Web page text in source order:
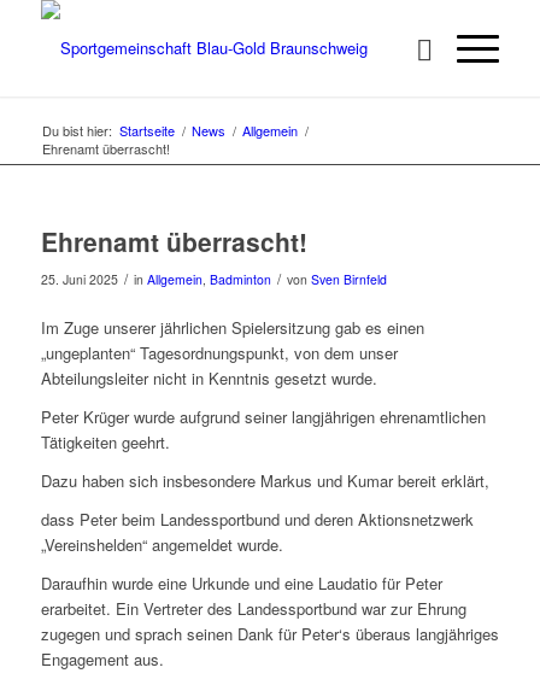
Du bist hier: Startseite / News / Allgemein /
Ehrenamt überrascht!
Ehrenamt überrascht!
25. Juni 2025 / in Allgemein, Badminton / von Sven Birnfeld
Im Zuge unserer jährlichen Spielersitzung gab es einen
„ungeplanten“ Tagesordnungspunkt, von dem unser
Abteilungsleiter nicht in Kenntnis gesetzt wurde.
Peter Krüger wurde aufgrund seiner langjährigen ehrenamtlichen
Tätigkeiten geehrt.
Dazu haben sich insbesondere Markus und Kumar bereit erklärt,
dass Peter beim Landessportbund und deren Aktionsnetzwerk
„Vereinshelden“ angemeldet wurde.
Daraufhin wurde eine Urkunde und eine Laudatio für Peter
erarbeitet. Ein Vertreter des Landessportbund war zur Ehrung
zugegen und sprach seinen Dank für Peter‘s überaus langjähriges
Engagement aus.